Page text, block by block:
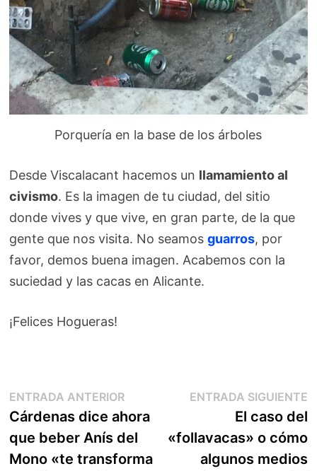
Porquería en la base de los árboles
Desde Viscalacant hacemos un llamamiento al
civismo. Es la imagen de tu ciudad, del sitio
donde vives y que vive, en gran parte, de la que
gente que nos visita. No seamosguarros, por
favor, demos buena imagen. Acabemos con la
suciedad y las cacas en Alicante.
¡Felices Hogueras!
Navegación
de
entradas
ENTRADA ANTERIOREntrada
anterior:
Cárdenas dice ahora
que beber Anís del
Mono «te transforma
ENTRADA SIGUIENTE
El caso del
«follavacas» o cómo
algunos medios